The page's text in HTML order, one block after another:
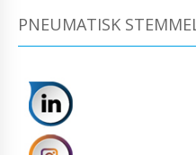
PNEUMATISK